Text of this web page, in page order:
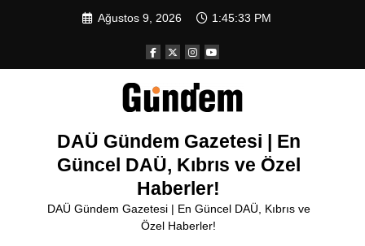
Ağustos 9, 2026 1:45:33 PM
DAÜ Gündem Gazetesi | En
Güncel DAÜ, Kıbrıs ve Özel
Haberler!
DAÜ Gündem Gazetesi | En Güncel DAÜ, Kıbrıs ve
Özel Haberler!